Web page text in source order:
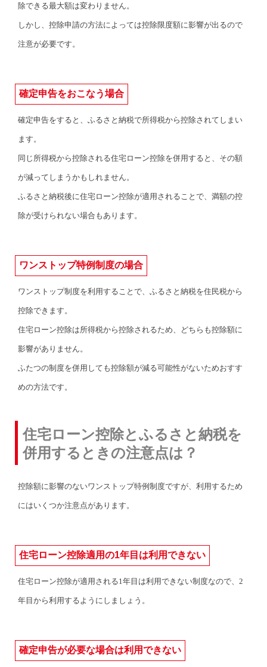
除できる最大額は変わりません。
しかし、控除申請の方法によっては控除限度額に影響が出るので
注意が必要です。
確定申告をおこなう場合
確定申告をすると、ふるさと納税で所得税から控除されてしまい
ます。
同じ所得税から控除される住宅ローン控除を併用すると、その額
が減ってしまうかもしれません。
ふるさと納税後に住宅ローン控除が適用されることで、満額の控
除が受けられない場合もあります。
ワンストップ特例制度の場合
ワンストップ制度を利用することで、ふるさと納税を住民税から
控除できます。
住宅ローン控除は所得税から控除されるため、どちらも控除額に
影響がありません。
ふたつの制度を併用しても控除額が減る可能性がないためおすす
めの方法です。
住宅ローン控除とふるさと納税を
併用するときの注意点は？
控除額に影響のないワンストップ特例制度ですが、利用するため
にはいくつか注意点があります。
住宅ローン控除適用の1年目は利用できない
住宅ローン控除が適用される1年目は利用できない制度なので、2
年目から利用するようにしましょう。
確定申告が必要な場合は利用できない